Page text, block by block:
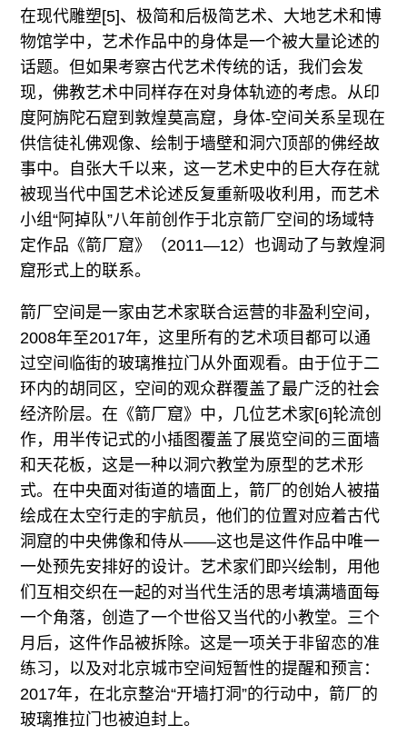
在现代雕塑[5]、极简和后极简艺术、大地艺术和博
物馆学中，艺术作品中的身体是一个被大量论述的
话题。但如果考察古代艺术传统的话，我们会发
现，佛教艺术中同样存在对身体轨迹的考虑。从印
度阿旃陀石窟到敦煌莫高窟，身体-空间关系呈现在
供信徒礼佛观像、绘制于墙壁和洞穴顶部的佛经故
事中。自张大千以来，这一艺术史中的巨大存在就
被现当代中国艺术论述反复重新吸收利用，而艺术
小组“阿掉队”八年前创作于北京箭厂空间的场域特
定作品《箭厂窟》（2011—12）也调动了与敦煌洞
窟形式上的联系。
箭厂空间是一家由艺术家联合运营的非盈利空间，
2008年至2017年，这里所有的艺术项目都可以通
过空间临街的玻璃推拉门从外面观看。由于位于二
环内的胡同区，空间的观众群覆盖了最广泛的社会
经济阶层。在《箭厂窟》中，几位艺术家[6]轮流创
作，用半传记式的小插图覆盖了展览空间的三面墙
和天花板，这是一种以洞穴教堂为原型的艺术形
式。在中央面对街道的墙面上，箭厂的创始人被描
绘成在太空行走的宇航员，他们的位置对应着古代
洞窟的中央佛像和侍从——这也是这件作品中唯一
一处预先安排好的设计。艺术家们即兴绘制，用他
们互相交织在一起的对当代生活的思考填满墙面每
一个角落，创造了一个世俗又当代的小教堂。三个
月后，这件作品被拆除。这是一项关于非留恋的准
练习，以及对北京城市空间短暂性的提醒和预言：
2017年，在北京整治“开墙打洞”的行动中，箭厂的
玻璃推拉门也被迫封上。